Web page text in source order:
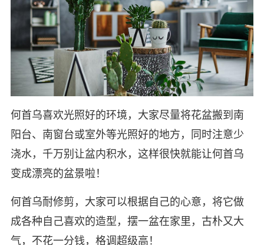
何首乌喜欢光照好的环境，大家尽量将花盆搬到南
阳台、南窗台或室外等光照好的地方，同时注意少
浇水，千万别让盆内积水，这样很快就能让何首乌
变成漂亮的盆景啦！
何首乌耐修剪，大家可以根据自己的心意，将它做
成各种自己喜欢的造型，摆一盆在家里，古朴又大
气，不花一分钱，格调超级高！